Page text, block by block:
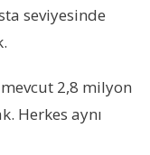
seviyesinde
mevcut 2,8 milyon
Herkes aynı